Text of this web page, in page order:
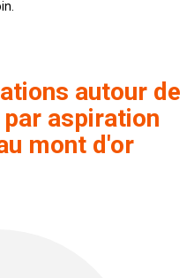
autour de
aspiration
mont d'or